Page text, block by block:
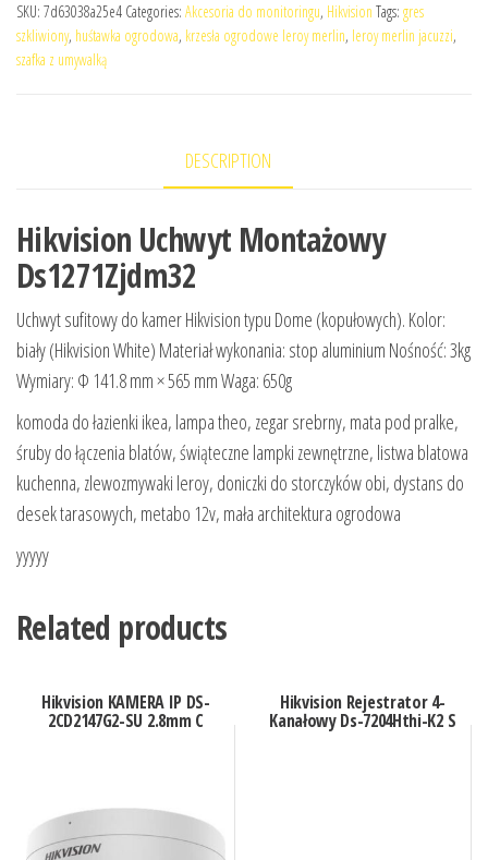
SKU: 7d63038a25e4 Categories: Akcesoria do monitoringu, Hikvision Tags: gres
szkliwiony, huśtawka ogrodowa, krzesła ogrodowe leroy merlin, leroy merlin jacuzzi,
szafka z umywalką
DESCRIPTION
Hikvision Uchwyt Montażowy
Ds1271Zjdm32
Uchwyt sufitowy do kamer Hikvision typu Dome (kopułowych). Kolor:
biały (Hikvision White) Materiał wykonania: stop aluminium Nośność: 3kg
Wymiary: Φ 141.8 mm × 565 mm Waga: 650g
komoda do łazienki ikea, lampa theo, zegar srebrny, mata pod pralke,
śruby do łączenia blatów, świąteczne lampki zewnętrzne, listwa blatowa
kuchenna, zlewozmywaki leroy, doniczki do storczyków obi, dystans do
desek tarasowych, metabo 12v, mała architektura ogrodowa
yyyyy
Related products
Hikvision KAMERA IP DS-
2CD2147G2-SU 2.8mm C
Hikvision Rejestrator 4-
Kanałowy Ds-7204Hthi-K2 S